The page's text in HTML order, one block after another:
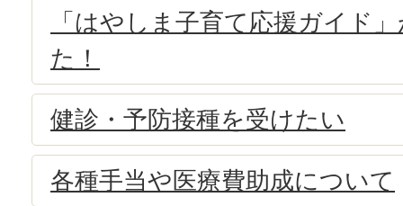
「はやしま子育て応援ガイド
た！
健診・予防接種を受けたい
各種手当や医療費助成について